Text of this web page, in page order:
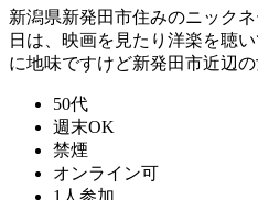
新潟県新発田市住みのニック
日は、映画を見たり洋楽を聴
に地味ですけど新発田市近辺の
50代
週末OK
禁煙
オンライン可
1人参加